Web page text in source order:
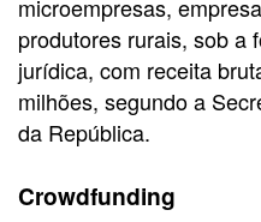
microempresas,
produtores rurais, sob a
jurídica, com receita
milhões, segundo a
da República.
Crowdfunding